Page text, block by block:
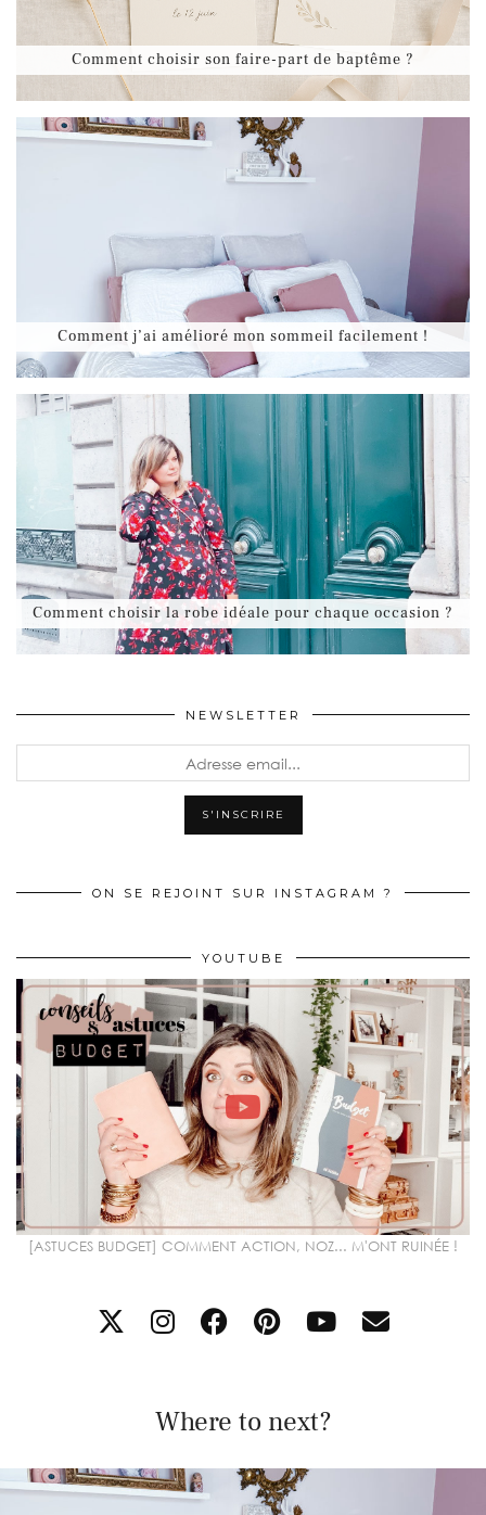
Comment choisir son faire-part de baptême ?
Comment j’ai amélioré mon sommeil facilement !
Comment choisir la robe idéale pour chaque occasion ?
NEWSLETTER
ON SE REJOINT SUR INSTAGRAM ?
YOUTUBE
[ASTUCES BUDGET] COMMENT ACTION, NOZ... M'ONT RUINÉE !
Where to next?